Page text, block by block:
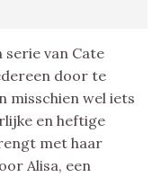
serie van Cate
door te
misschien wel iets
en heftige
met haar
Alisa, een